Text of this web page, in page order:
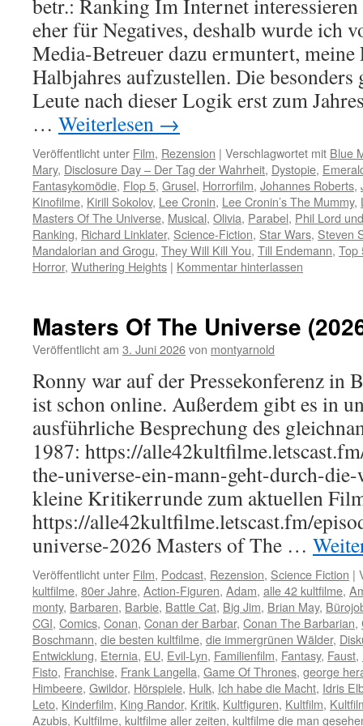
betr.: Ranking Im Internet
eher für Negatives, deshalb wurde ich
Media-Betreuer dazu ermuntert, meine
Halbjahres aufzustellen. Die
Leute nach dieser Logik erst zum
… Weiterlesen →
Veröffentlicht unter Film, Rezension | Verschlagwortet mit Blue
Mary, Disclosure Day – Der Tag der Wahrheit, Dystopie,
Fantasykomödie, Flop 5, Grusel, Horrorfilm, Johannes Roberts,
Kinofilme, Kirill Sokolov, Lee Cronin, Lee Cronin’s The Mummy,
Masters Of The Universe, Musical, Olivia, Parabel, Phil Lord
Ranking, Richard Linklater, Science-Fiction, Star Wars, Steven
Mandalorian and Grogu, They Will Kill You, Till Endemann, Top
Horror, Wuthering Heights | Kommentar hinterlassen
Masters Of The Universe
Veröffentlicht am 3. Juni 2026von montyarnold
Ronny war auf der Pressekonferenz in
ist schon online. Außerdem gibt es in
ausführliche Besprechung des
1987: https://
the-universe-ein-mann-geht-durch-die-
kleine Kritikerrunde zum aktuellen
https://alle42kultfilme.letscast.fm/
universe-2026 Masters of The …
Veröffentlicht unter Film, Podcast, Rezension, Science Fiction |
kultfilme, 80er Jahre, Action-Figuren, Adam, alle 42 kultfilme,
monty, Barbaren, Barbie, Battle Cat, Big Jim, Brian May,
CGI, Comics, Conan, Conan der Barbar, Conan The Barbarian,
Boschmann, die besten kultfilme, die immergrünen Wälder,
Entwicklung, Eternia, EU, Evil-Lyn, Familienfilm, Fantasy, Faust,
Fisto, Franchise, Frank Langella, Game Of Thrones, george
Himbeere, Gwildor, Hörspiele, Hulk, Ich habe die Macht, Idris
Leto, Kinderfilm, King Randor, Kritik, Kultfiguren, Kultfilm,
Azubis, Kultfilme, kultfilme aller zeiten, kultfilme die man